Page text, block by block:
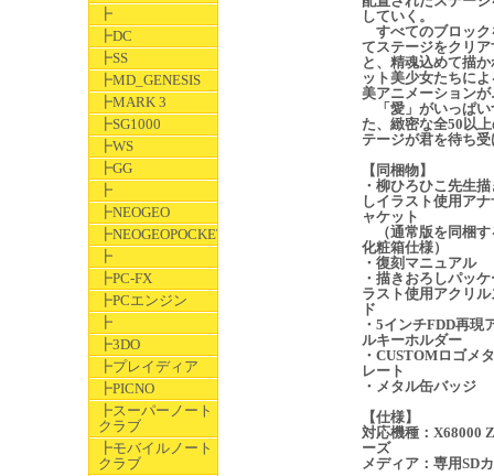
┣
┣DC
┣SS
┣MD_GENESIS
┣MARK 3
┣SG1000
┣WS
┣GG
┣
┣NEOGEO
┣NEOGEOPOCKET
┣
┣PC-FX
┣PCエンジン
┣
┣3DO
┣プレイディア
┣PICNO
┣スーパーノート
クラブ
┣モバイルノート
クラブ
していく。
すべてのブロック
てステージをクリア
と、精魂込めて描
ット美少女たちに
美アニメーション
「愛」がいっぱい
た、緻密な全50以
テージが君を待ち
【同梱物】
・柳ひろひこ先生
しイラスト使用ア
ャケット
（通常版を同梱す
化粧箱仕様）
・復刻マニュアル
・描きおろしパッ
ラスト使用アクリ
ド
・5インチFDD再現
ルキーホルダー
・CUSTOMロゴメ
レート
・メタル缶バッジ
【仕様】
対応機種：X68000
ーズ
メディア：専用SD